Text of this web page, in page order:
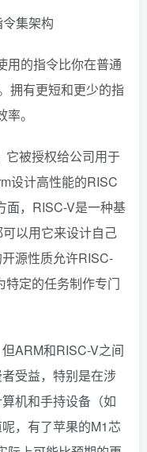
集架构
用的指令比你在普通
拥有更短和更少的指
。
它被授权给公司用于
设计高性能的RISC
面，RISC-V是一种基
以用它来设计自己
源性质允许RISC-
定的任务制作专门
ARM和RISC-V之间
受益，特别是在涉
机和手持设备（如
，有了苹果的M1芯